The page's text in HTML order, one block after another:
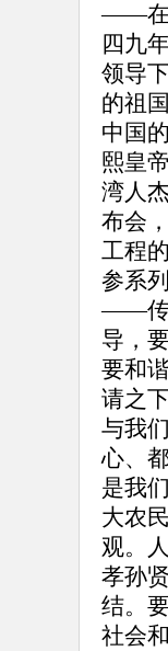
——在
四九
领导
的祖
中国
熙皇
湾人
布会
工程
参系
——传
导，
要和
请之
与我
心、
是我
大农
观。
孝孙
结。
社会